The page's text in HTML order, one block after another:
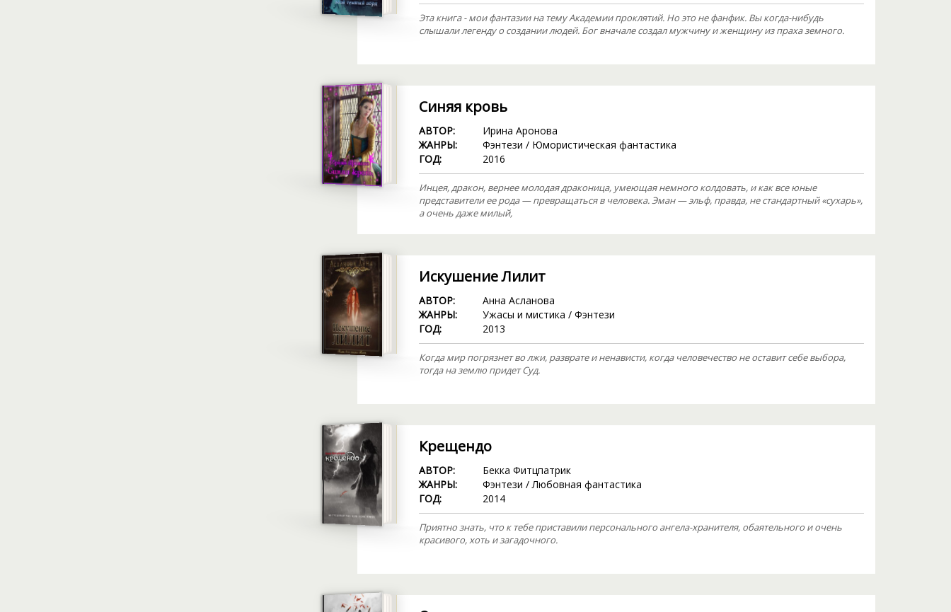
Эта книга - мои фантазии на тему Академии проклятий. Но это не фанфик. Вы когда-нибудь
слышали легенду о создании людей. Бог вначале создал мужчину и женщину из праха земного.
Синяя кровь
АВТОР:
Ирина Аронова
ЖАНРЫ:
Фэнтези / Юмористическая фантастика
ГОД:
2016
Инцея, дракон, вернее молодая драконица, умеющая немного колдовать, и как все юные
представители ее рода — превращаться в человека. Эман — эльф, правда, не стандартный «сухарь»,
а очень даже милый,
Искушение Лилит
АВТОР:
Анна Асланова
ЖАНРЫ:
Ужасы и мистика / Фэнтези
ГОД:
2013
Когда мир погрязнет во лжи, разврате и ненависти, когда человечество не оставит себе выбора,
тогда на землю придет Суд.
Крещендо
АВТОР:
Бекка Фитцпатрик
ЖАНРЫ:
Фэнтези /Любовная фантастика
ГОД:
2014
Приятно знать, что к тебе приставили персонального ангела-хранителя, обаятельного и очень
красивого, хоть и загадочного.